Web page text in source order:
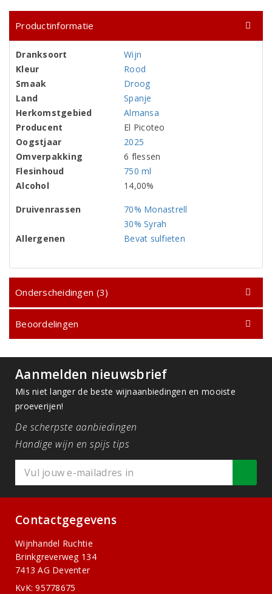
Productinformatie
Dranksoort
Wijn
Kleur
Rood
Smaak
Droog
Land
Spanje
Herkomstgebied
Almansa
Producent
El Picoteo
Oogstjaar
2025
Omverpakking
6 flessen
Flesinhoud
750 ml
Alcohol
14,00%
Druivenrassen
70% Monastrell
30% Syrah
Allergenen
Bevat sulfieten
Onderscheidingen (3)
Beoordelingen
Aanmelden nieuwsbrief
Mis niet langer de beste wijnaanbiedingen en mooiste
proeverijen!
De scherpste aanbiedingen
Handige wijn en spijs tips
Contactgegevens
Wijnhandel Ruchtie
Brinkgreverweg 134
7413 AG Deventer
KvK: 95778675